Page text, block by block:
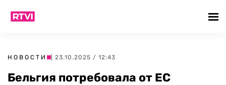
НОВОСТИ | 23.10.2025 / 12:43
Бельгия потребовала от ЕС